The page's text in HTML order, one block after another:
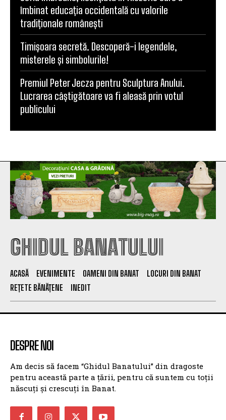
îmbinat educația occidentală cu valorile
tradiționale românești
Timișoara secretă. Descoperă-i legendele,
misterele și simbolurile!
Premiul Peter Jecza pentru Sculptura Anului.
Lucrarea câștigătoare va fi aleasă prin votul
publicului
GHIDUL BANATULUI
ACASĂ EVENIMENTE OAMENI DIN BANAT
LOCURI DIN BANAT
REȚETE BĂNĂȚENE
INEDIT
DESPRE NOI
Am decis să facem “Ghidul Banatului” din dragoste
pentru această parte a țării, pentru că suntem cu toții
născuți și crescuți în Banat.